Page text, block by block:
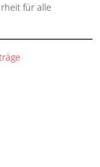
für alle